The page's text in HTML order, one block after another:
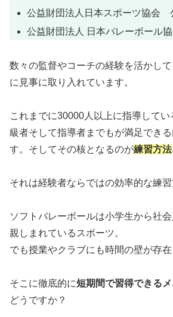
公益財団法人日本スポーツ協会
公益財団法人 日本バレーボー
数々の監督やコーチの経験を活かし
に見事に取り入れています。
これまでに30000人以上に指導して
級者そして指導者までもが満足でき
す。そしてその核となるのが練習方法
それは経験者ならではの効率的な練習
ソフトバレーボールは小学生から社
親しまれているスポーツ。
でも授業やクラブにも時間の壁が存在
そこに徹底的に短期間で習得できる
どうですか？